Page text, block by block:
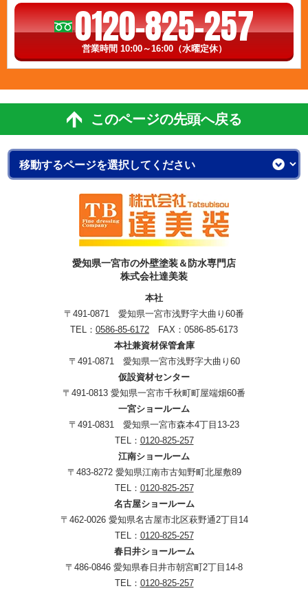
0120-825-257
営業時間 10:00～16:00（水曜定休）
このページの先頭へ戻る
愛知県一宮市の外壁塗装＆防水専門店
株式会社達美装
本社
〒491-0871 愛知県一宮市浅野字大曲り60番
TEL： 0586-85-6172 FAX：0586-85-6173
本社兼資材保管倉庫
〒491-0871 愛知県一宮市浅野字大曲り60
仮設資材センター
〒491-0813 愛知県一宮市千秋町町屋端畑60番
一宮ショールーム
〒491-0831 愛知県一宮市森本4丁目13-23
TEL： 0120-825-257
江南ショールーム
〒483-8272 愛知県江南市古知野町北屋敷89
TEL： 0120-825-257
名古屋ショールーム
〒462-0026 愛知県名古屋市北区萩野通2丁目14
TEL： 0120-825-257
春日井ショールーム
〒486-0846 愛知県春日井市朝宮町2丁目14-8
TEL： 0120-825-257